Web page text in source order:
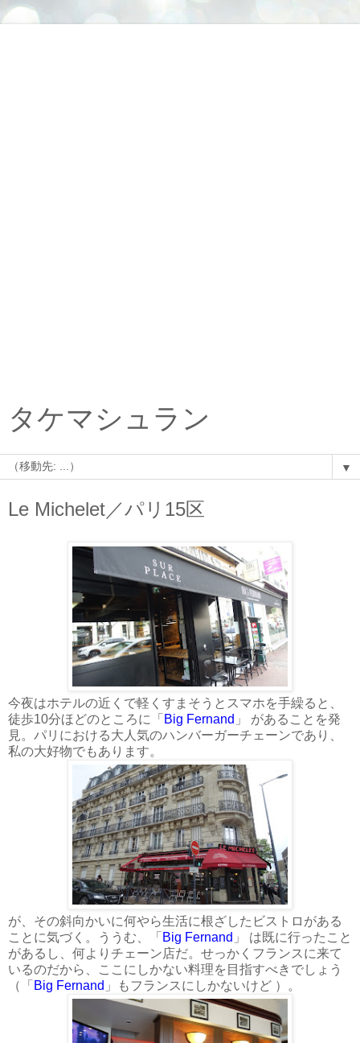
タケマシュラン
▼
Le Michelet／パリ15区
今夜はホテルの近くで軽くすまそうとスマホを手繰ると、
徒歩10分ほどのところに「 Big Fernand 」 があることを発
見。パリにおける大人気のハンバーガーチェーンであり、
私の大好物でもあります。
が、その斜向かいに何やら生活に根ざしたビストロがある
ことに気づく。ううむ、「 Big Fernand 」 は既に行ったこと
があるし、何よりチェーン店だ。せっかくフランスに来て
いるのだから、ここにしかない料理を目指すべきでしょう
（「 Big Fernand 」もフランスにしかないけど ）。